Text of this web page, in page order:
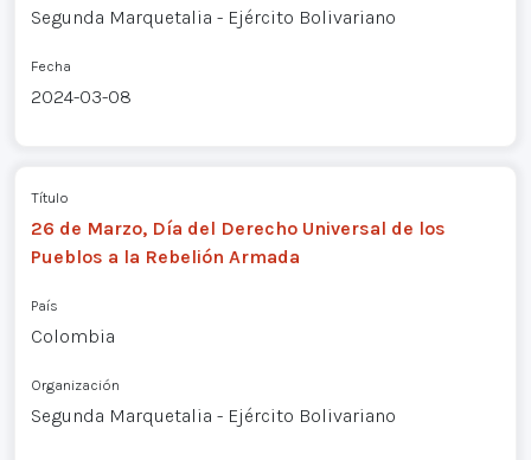
Segunda Marquetalia - Ejército Bolivariano
Fecha
2024-03-08
Título
26 de Marzo, Día del Derecho Universal de los
Pueblos a la Rebelión Armada
País
Colombia
Organización
Segunda Marquetalia - Ejército Bolivariano